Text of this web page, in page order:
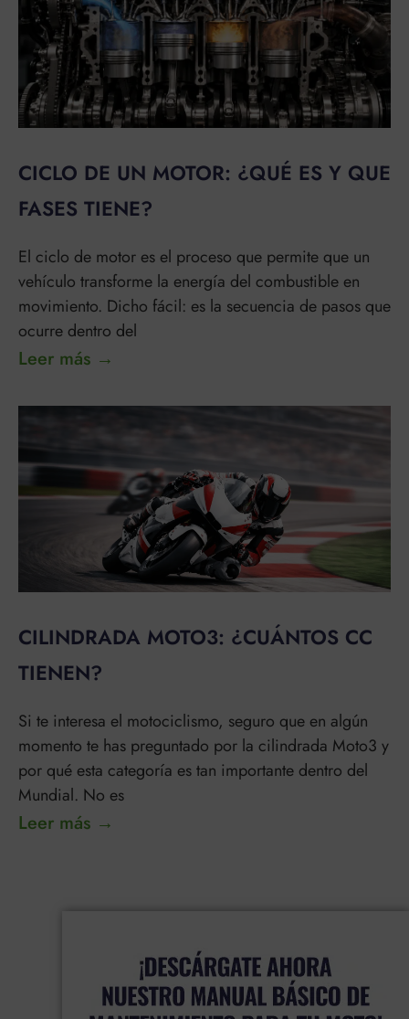
CICLO DE UN MOTOR: ¿QUÉ ES Y QUE
FASES TIENE?
El ciclo de motor es el proceso que permite que un
vehículo transforme la energía del combustible en
movimiento. Dicho fácil: es la secuencia de pasos que
ocurre dentro del
Leer más →
CILINDRADA MOTO3: ¿CUÁNTOS CC
TIENEN?
Si te interesa el motociclismo, seguro que en algún
momento te has preguntado por la cilindrada Moto3 y
por qué esta categoría es tan importante dentro del
Mundial. No es
Leer más →